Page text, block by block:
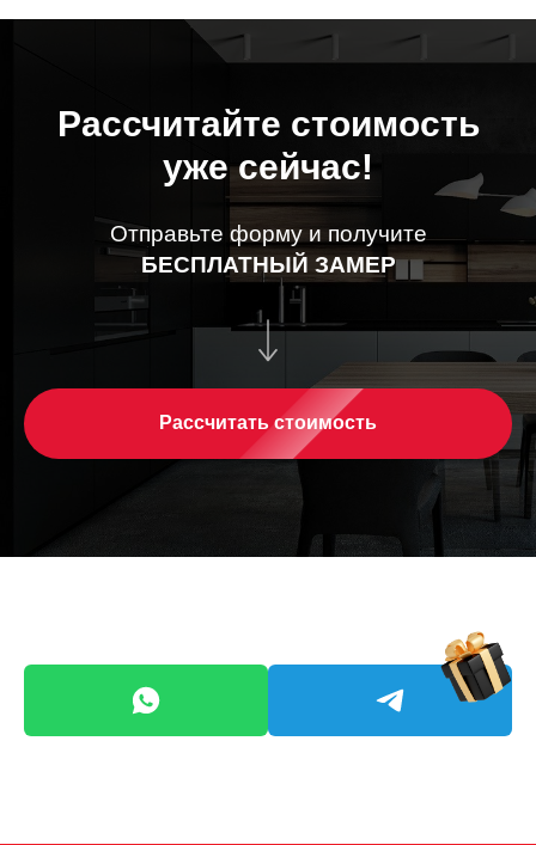
Рассчитайте стоимость
уже сейчас!
Отправьте форму и получите
БЕСПЛАТНЫЙ ЗАМЕР
Рассчитать стоимость